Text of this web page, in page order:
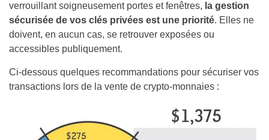
verrouillant soigneusement portes et fenêtres, la gestion
sécurisée de vos clés privées est une priorité. Elles ne
doivent, en aucun cas, se retrouver exposées ou
accessibles publiquement.
Ci-dessous quelques recommandations pour sécuriser vos
transactions lors de la vente de crypto-monnaies :